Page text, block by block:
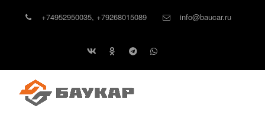
+74952950035, +79268015089 info@baucar.ru